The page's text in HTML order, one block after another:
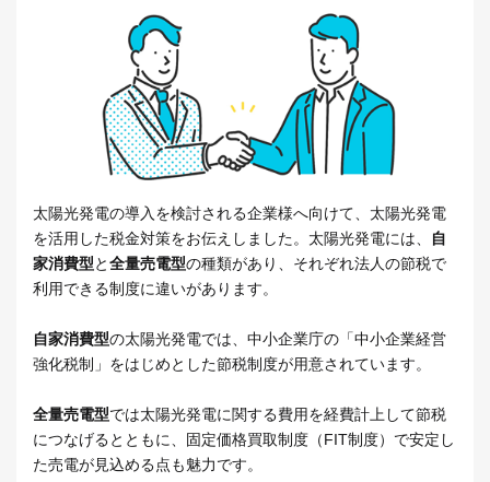
太陽光発電の導入を検討される企業様へ向けて、太陽光発電
を活用した税金対策をお伝えしました。太陽光発電には、
自
家消費型と全量売電型の種類があり、それぞれ法人の節税で
利用できる制度に違いがあります。
自家消費型の太陽光発電では、中小企業庁の「中小企業経営
強化税制」をはじめとした節税制度が用意されています。
全量売電型では太陽光発電に関する費用を経費計上して節税
につなげるとともに、固定価格買取制度（FIT制度）で安定し
た売電が見込める点も魅力です。